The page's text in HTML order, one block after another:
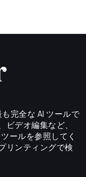
完全な AI ツールで
デオ編集など、
ールを参照してく
リンティングで検